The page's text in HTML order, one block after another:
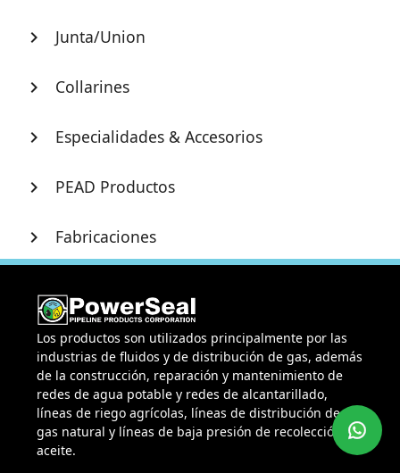
chevron_right Junta/Union
chevron_right Collarines
chevron_right Especialidades & Accesorios
chevron_right PEAD Productos
chevron_right Fabricaciones
Los productos son utilizados principalmente por las
industrias de fluidos y de distribución de gas, además
de la construcción, reparación y mantenimiento de
redes de agua potable y redes de alcantarillado,
líneas de riego agrícolas, líneas de distribución de
gas natural y líneas de baja presión de recolección de
aceite.